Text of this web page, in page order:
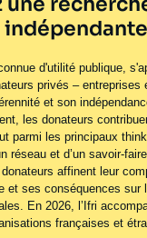
indépendante
d'utilité publique,
privés – entreprises
et son
les donateurs
parmi les principaux
réseau et d’un savoir-
donateurs affinent leur
et ses conséquences sur
En 2026, l’Ifri
françaises et